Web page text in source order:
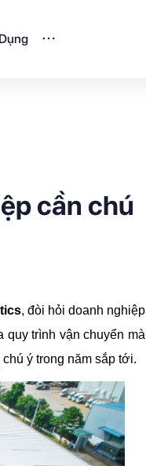
cần chú
, đòi hỏi doanh nghiệp
trình vận chuyển mà
chú ý trong năm sắp tới.